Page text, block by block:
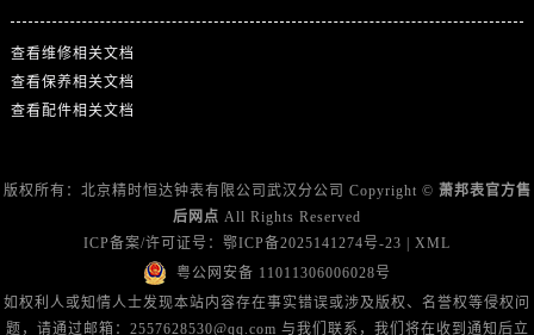
广西壮族自治区防城港市港口区金花茶大道萧邦售后服务中心（需提前预约）
查看维修相关文档
查看保养相关文档
查看配件相关文档
版权所有：北京精时恒达钟表有限公司武汉分公司 Copyright © 萧邦表官方售
后网点 All Rights Reserved
ICP备案/许可证号： 鄂ICP备2025141274号-23 | XML
粤公网安备 11011306006028号
如权利人或知情人士发现本站内容存在事实错误或涉及版权、名誉权等侵权问
题，请通过邮箱：2557628530@qq.com 与我们联系，我们将在收到通知后立